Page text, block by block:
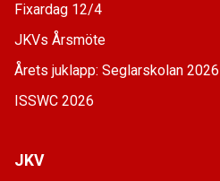
Fixardag 12/4
JKVs Årsmöte
Årets juklapp: Seglarskolan 2026
ISSWC 2026
JKV